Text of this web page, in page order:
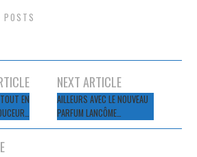
POSTS
EN
NEXT ARTICLE
AILLEURS AVEC LE NOUVEAU
PARFUM LANCÔME…